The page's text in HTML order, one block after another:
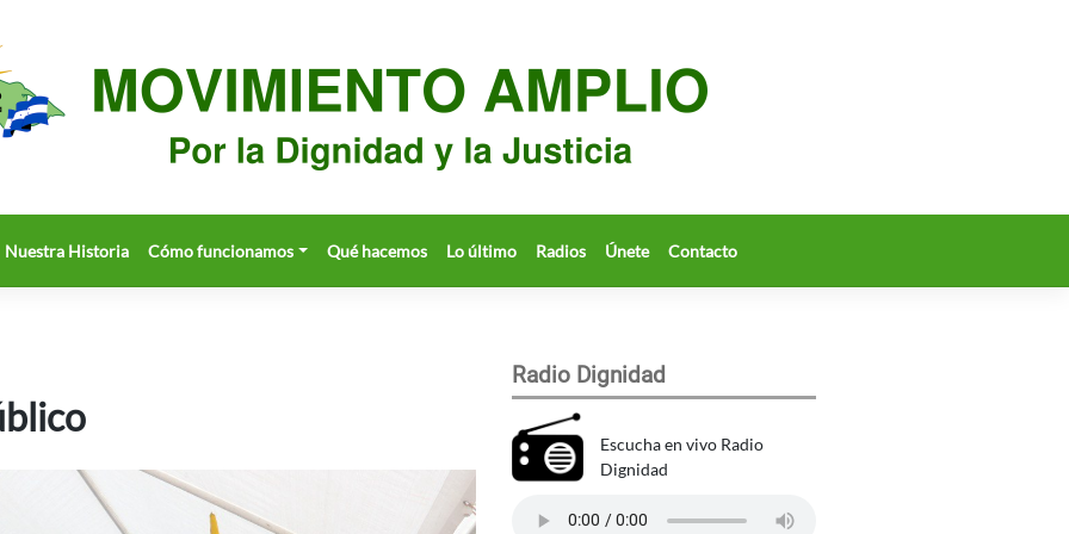
Nuestra Historia Cómo funcionamos Qué hacemos Lo último Radios Únete Contacto
Radio Dignidad
Escucha en vivo Radio
Dignidad